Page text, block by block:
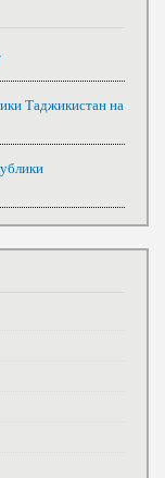
Таджикистан на